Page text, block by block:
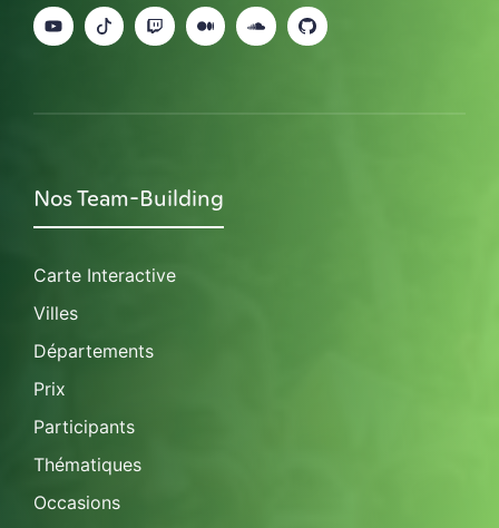
Nos Team-Building
Carte Interactive
Villes
Départements
Prix
Participants
Thématiques
Occasions